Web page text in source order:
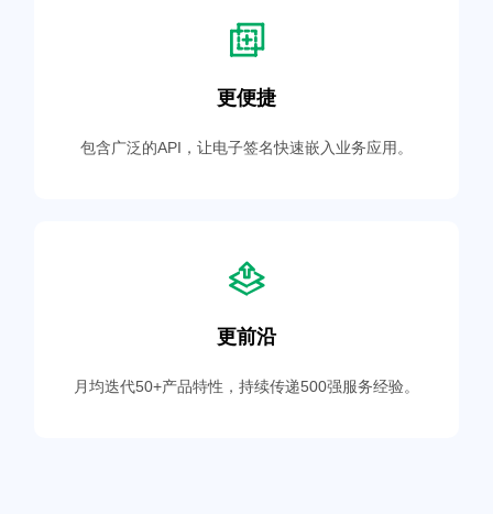
更便捷
包含广泛的API，让电子签名快速嵌入业务应用。
更前沿
月均迭代50+产品特性，持续传递500强服务经验。